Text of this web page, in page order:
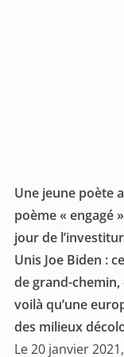
Une jeune poète
poème « engagé
jour de
Unis Joe Biden :
de grand-
voilà qu’une
des milieux
Le 20 janvier